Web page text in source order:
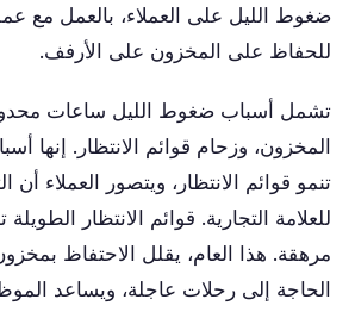
ضغوط الليل على العملاء، بالعمل مع
للحفاظ على المخزون على الأرفف.
تشمل أسباب ضغوط الليل ساعات
المخزون، وزحام قوائم الانتظار. إنها
تنمو قوائم الانتظار، ويتصور العملاء أن
للعلامة التجارية. قوائم الانتظار
مرهقة. هذا العام، يقلل الاحتفاظ
الحاجة إلى رحلات عاجلة، ويساعد